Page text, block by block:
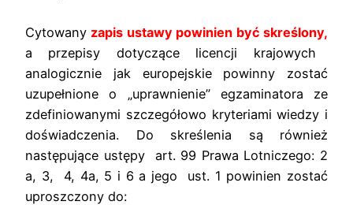
Cytowany zapis ustawy powinien być skreślony,
a przepisy dotyczące licencji krajowych
analogicznie jak europejskie powinny zostać
uzupełnione o „uprawnienie” egzaminatora ze
zdefiniowanymi szczegółowo kryteriami wiedzy i
doświadczenia. Do skreślenia są również
następujące ustępy art. 99 Prawa Lotniczego: 2
a, 3, 4, 4a, 5 i 6 a jego ust. 1 powinien zostać
uproszczony do: